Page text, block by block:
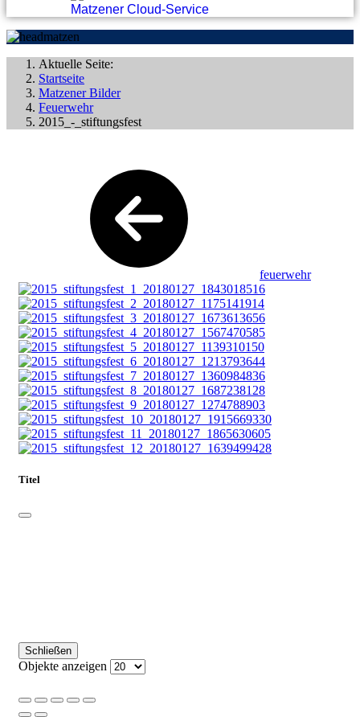
Matzener Cloud-Service
Aktuelle Seite:
Startseite
Matzener Bilder
Feuerwehr
2015_-_stiftungsfest
feuerwehr
Titel
Schließen
Objekte anzeigen